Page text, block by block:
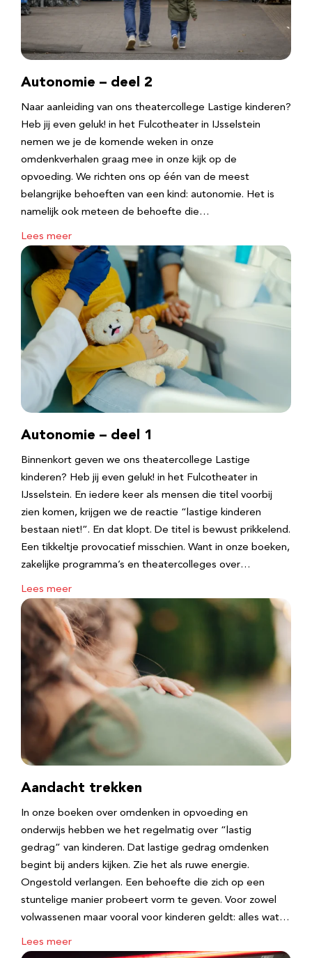
Autonomie – deel 2
Naar aanleiding van ons theatercollege Lastige kinderen?
Heb jij even geluk! in het Fulcotheater in IJsselstein
nemen we je de komende weken in onze
omdenkverhalen graag mee in onze kijk op de
opvoeding. We richten ons op één van de meest
belangrijke behoeften van een kind: autonomie. Het is
namelijk ook meteen de behoefte die…
Lees meer
Autonomie – deel 1
Binnenkort geven we ons theatercollege Lastige
kinderen? Heb jij even geluk! in het Fulcotheater in
IJsselstein. En iedere keer als mensen die titel voorbij
zien komen, krijgen we de reactie “lastige kinderen
bestaan niet!”. En dat klopt. De titel is bewust prikkelend.
Een tikkeltje provocatief misschien. Want in onze boeken,
zakelijke programma’s en theatercolleges over…
Lees meer
Aandacht trekken
In onze boeken over omdenken in opvoeding en
onderwijs hebben we het regelmatig over “lastig
gedrag” van kinderen. Dat lastige gedrag omdenken
begint bij anders kijken. Zie het als ruwe energie.
Ongestold verlangen. Een behoefte die zich op een
stuntelige manier probeert vorm te geven. Voor zowel
volwassenen maar vooral voor kinderen geldt: alles wat…
Lees meer